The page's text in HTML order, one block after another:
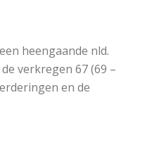
heengaande nld.
verkregen 67 (69 –
en de